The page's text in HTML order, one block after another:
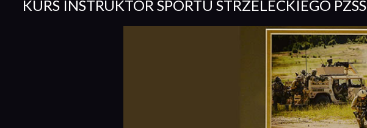
KURS INSTRUKTOR SPORTU STRZELECKIEGO PZSS